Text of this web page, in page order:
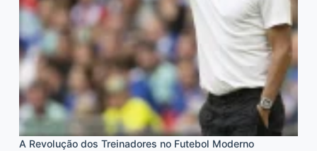
A Revolução dos Treinadores no Futebol Moderno